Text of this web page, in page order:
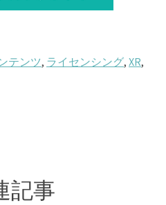
テンツ, ライセンシング, XR,
記事